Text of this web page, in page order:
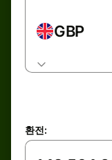
GBP
환전: